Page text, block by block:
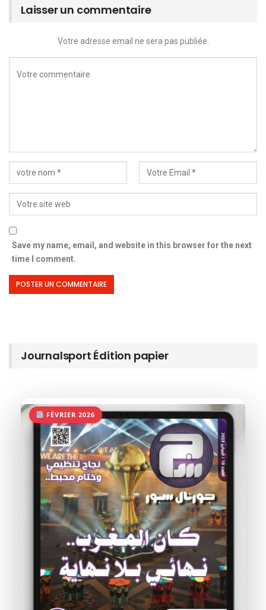
Laisser un commentaire
Votre adresse email ne sera pas publiée.
Save my name, email, and website in this browser for the next
time I comment.
Journalsport Édition papier
FÉVRIER 2026